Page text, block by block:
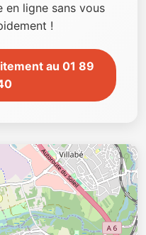
en ligne sans vous
!
au 01 89